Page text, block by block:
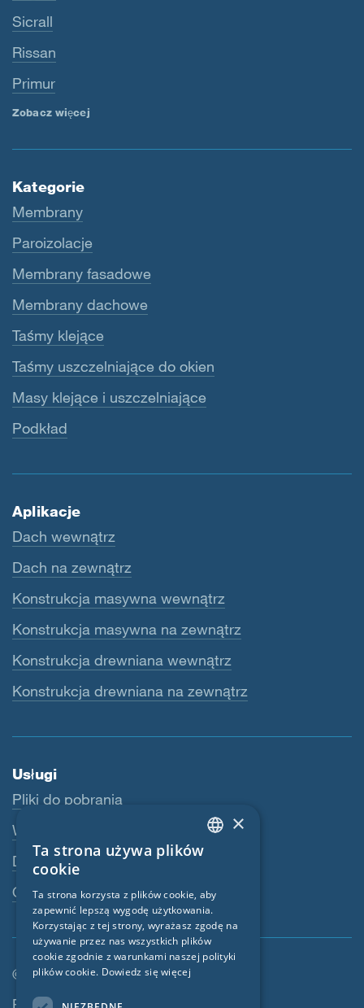
Sicrall
Rissan
Primur
Zobacz więcej
Kategorie
Membrany
Paroizolacje
Membrany fasadowe
Membrany dachowe
Taśmy klejące
Taśmy uszczelniające do okien
Masy klejące i uszczelniające
Podkład
Aplikacje
Dach wewnątrz
Dach na zewnątrz
Konstrukcja masywna wewnątrz
Konstrukcja masywna na zewnątrz
Konstrukcja drewniana wewnątrz
Konstrukcja drewniana na zewnątrz
Usługi
Pliki do pobrania
Webshop
Dealerzy
Osoba kontaktowa
© SIGA 2026
Nawigacja w stopce
Praca
ENGLISH
FRENCH
CZECH
ITALIAN
×
Ta strona używa plików
cookie
Ta strona korzysta z plików cookie, aby
zapewnić lepszą wygodę użytkowania.
Korzystając z tej strony, wyrażasz zgodę na
używanie przez nas wszystkich plików
cookie zgodnie z warunkami naszej polityki
plików cookie. Dowiedz się więcej